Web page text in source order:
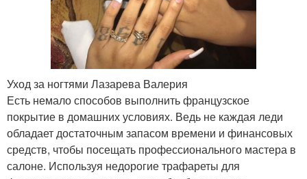
Уход за ногтями Лазарева Валерия
Есть немало способов выполнить французское
покрытие в домашних условиях. Ведь не каждая леди
обладает достаточным запасом времени и финансовых
средств, чтобы посещать профессионального мастера в
салоне. Используя недорогие трафареты для